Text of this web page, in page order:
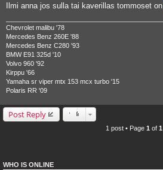
Ilmi anna jos sulla tai kaverillas tommoset on
Chevrolet malibu '78
Mercedes Benz 260E '88
Mercedes Benz C280 '93
BMW E91 325d '10
Volvo 960 '92
Kirppu '66
Yamaha sr viper mtx 153 mcx turbo '15
Polaris RR '09
Post Reply
1 post • Page 1 of 1
WHO IS ONLINE